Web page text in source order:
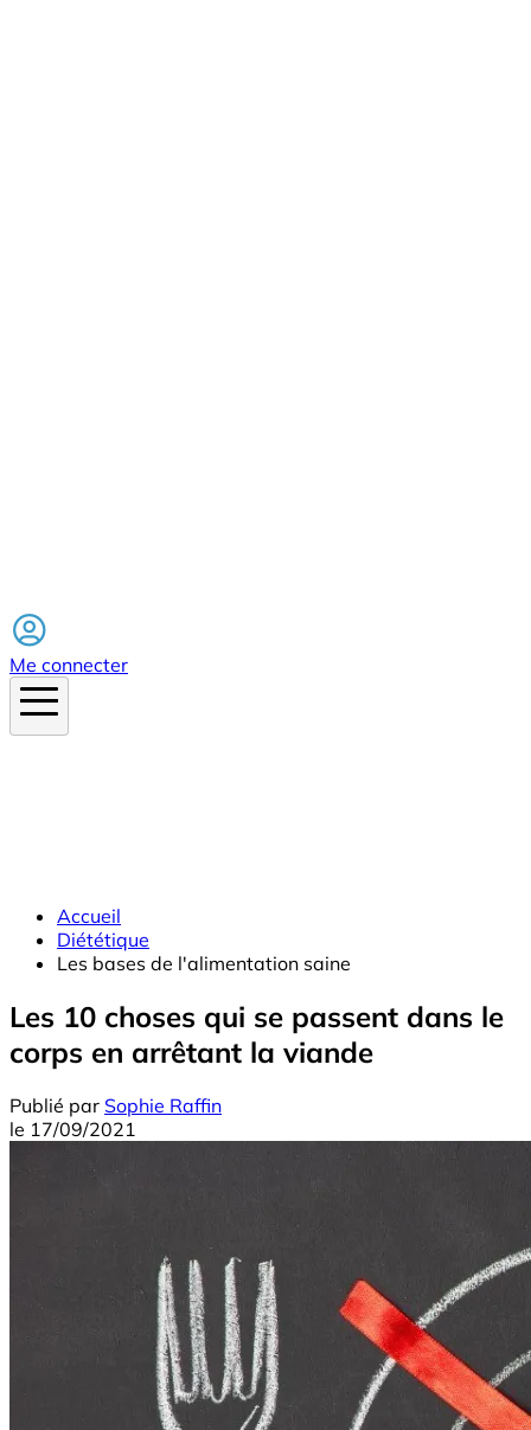
Me connecter
Accueil
Diététique
Les bases de l'alimentation saine
Les 10 choses qui se passent dans le
corps en arrêtant la viande
Publié par Sophie Raffin
le 17/09/2021